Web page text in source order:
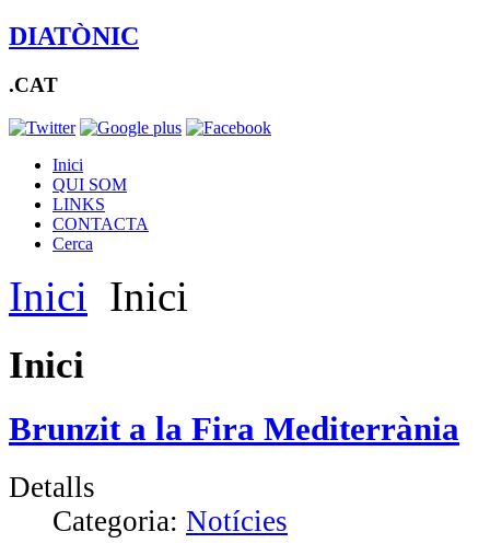
DIATÒNIC
.CAT
Inici
QUI SOM
LINKS
CONTACTA
Cerca
Inici Inici
Inici
Brunzit a la Fira Mediterrània
Detalls
Categoria: Notícies